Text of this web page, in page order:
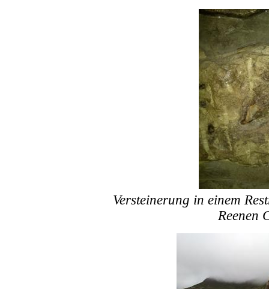
Versteinerung in einem
Reenen